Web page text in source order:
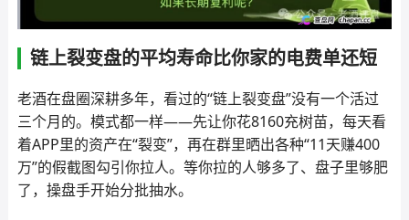
链上裂变盘的平均寿命比你家的电费单还短
老酒在盘圈深耕多年，看过的“链上裂变盘”没有一个活过
三个月的。模式都一样——先让你花8160充树苗，每天看
着APP里的资产在“裂变”，再在群里晒出各种“11天赚400
万”的假截图勾引你拉人。等你拉的人够多了、盘子里够肥
了，操盘手开始分批抽水。